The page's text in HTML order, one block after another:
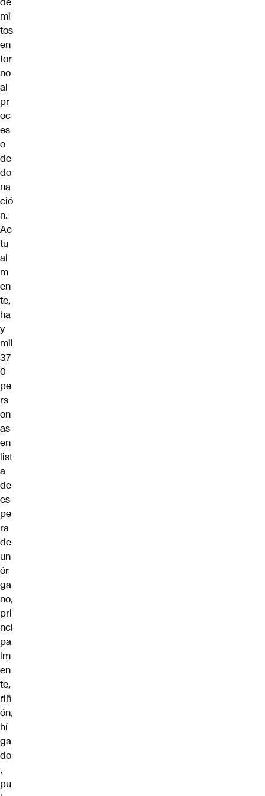
mi
tos
en
tor
no
al
pr
oc
es
o
de
do
na
ció
n.
Ac
tu
al
m
en
te,
ha
y
mil
37
0
pe
rs
on
as
en
list
a
de
es
pe
ra
de
un
ór
ga
no,
pri
nci
pa
lm
en
te,
riñ
ón,
hí
ga
do
,
pu